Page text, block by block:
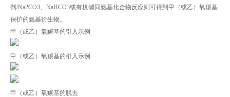
剂/Na2CO3、NaHCO3或有机碱同氨基化合物反应则可得到甲（或乙）氧羰基
保护的氨基衍生物。
甲（或乙）氧羰基的引入示例
甲（或乙）氧羰基的引入示例
甲（或乙）氧羰基的脱去